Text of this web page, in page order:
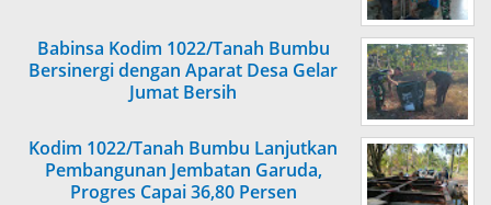
Babinsa Kodim 1022/Tanah Bumbu
Bersinergi dengan Aparat Desa Gelar
Jumat Bersih
Kodim 1022/Tanah Bumbu Lanjutkan
Pembangunan Jembatan Garuda,
Progres Capai 36,80 Persen